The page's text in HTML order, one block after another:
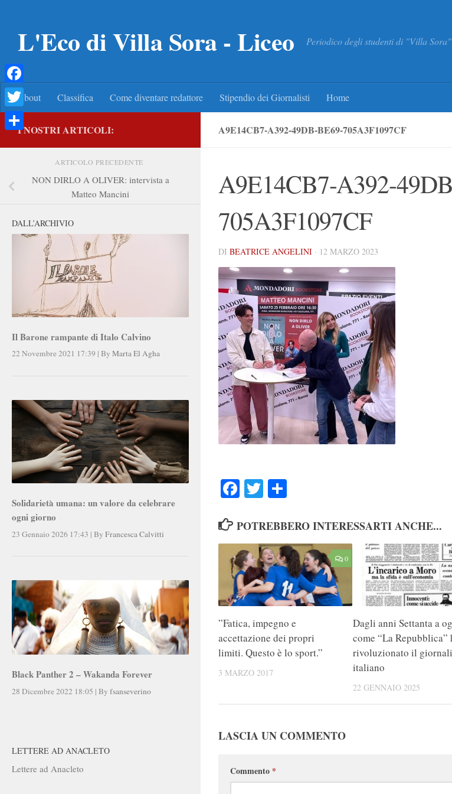
L'Eco di Villa Sora - Liceo Periodico degli studenti di "Villa Sora"
About Classifica Come diventare redattore Stipendio dei Giornalisti Home
A9E14CB7-A392-49DB-BE69-705A3F1097CF
A9E14CB7-A392-
705A3F1097CF
DI BEATRICE ANGELINI · 12 MARZO 2023
FacebookTwitter
POTREBBERO INTERESSARTI ANCHE...
0
”Fatica, impegno e
accettazione dei propri
limiti. Questo è lo sport.”
3 MARZO 2017
Dagli anni Settanta a
come “La Repubblica”
rivoluzionato il
italiano
22 GENNAIO 2025
LASCIA UN COMMENTO
Commento *
I NOSTRI ARTICOLI:
ARTICOLO PRECEDENTE
NON DIRLO A OLIVER: intervista a
Matteo Mancini
DALL’ARCHIVIO
Il Barone rampante di Italo Calvino
22 Novembre 2021 17:39 | By Marta El Agha
Solidarietà umana: un valore da celebrare
ogni giorno
23 Gennaio 2026 17:43 | By Francesca Calvitti
Black Panther 2 – Wakanda Forever
28 Dicembre 2022 18:05 | By fsanseverino
LETTERE AD ANACLETO
Lettere ad Anacleto
Facebook
Twitter